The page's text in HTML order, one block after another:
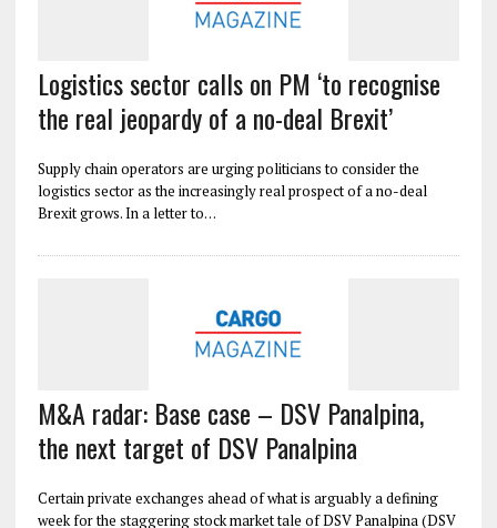
Logistics sector calls on PM ‘to recognise
the real jeopardy of a no-deal Brexit’
Supply chain operators are urging politicians to consider the
logistics sector as the increasingly real prospect of a no-deal
Brexit grows. In a letter to…
M&A radar: Base case – DSV Panalpina,
the next target of DSV Panalpina
Certain private exchanges ahead of what is arguably a defining
week for the staggering stock market tale of DSV Panalpina (DSV